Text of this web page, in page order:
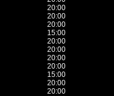
20:00
20:00
20:00
15:00
20:00
20:00
20:00
20:00
15:00
20:00
20:00